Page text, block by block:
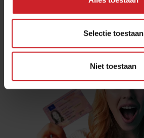
Selectie toestaan
Niet toestaan